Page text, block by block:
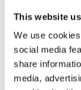
This website
We use
social media
share
media,